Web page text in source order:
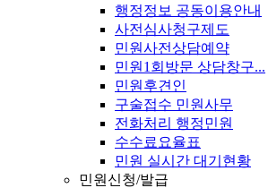
행정정보 공동이용안내
사전심사청구제도
민원사전상담예약
민원1회방문 상담창구...
민원후견인
구술접수 민원사무
전화처리 행정민원
수수료요율표
민원 실시간 대기현황
민원신청/발급